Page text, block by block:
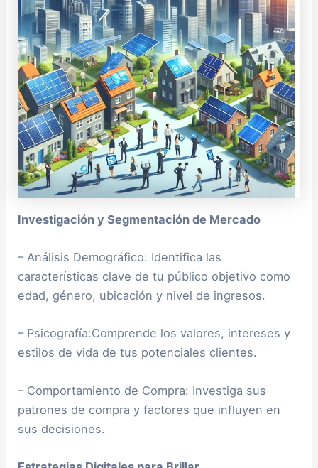
Investigación y Segmentación de Mercado
– Análisis Demográfico: Identifica las
características clave de tu público objetivo como
edad, género, ubicación y nivel de ingresos.
– Psicografía:Comprende los valores, intereses y
estilos de vida de tus potenciales clientes.
– Comportamiento de Compra: Investiga sus
patrones de compra y factores que influyen en
sus decisiones.